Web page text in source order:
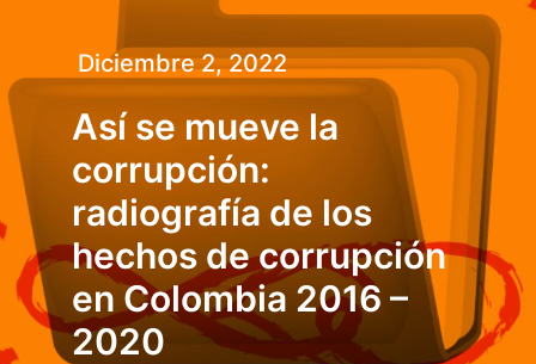
Diciembre 2, 2022
Así se mueve la
corrupción:
radiografía de los
hechos de corrupción
en Colombia 2016 –
2020